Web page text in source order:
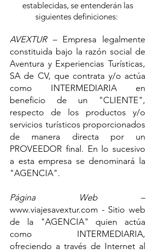
establecidas, se entenderán las
siguientes definiciones: ​
AVEXTUR – Empresa legalmente
constituida bajo la razón social de
Aventura y Experiencias Turísticas,
SA de CV, que contrata y/o actúa
como INTERMEDIARIA en
beneficio de un "CLIENTE",
respecto de los productos y/o
servicios turísticos proporcionados
de manera directa por un
PROVEEDOR final. En lo sucesivo
a esta empresa se denominará la
"AGENCIA". ​
Página Web–
www.viajesavextur.com - Sitio web
de la "AGENCIA" quien actúa
como INTERMEDIARIA,
ofreciendo a través de Internet al